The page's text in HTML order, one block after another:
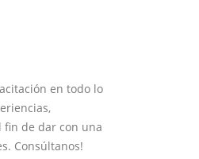
en todo lo
fin de dar con una
Consúltanos!